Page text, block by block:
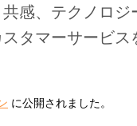
感、テクノロジ
タマーサービス
に公開されました。